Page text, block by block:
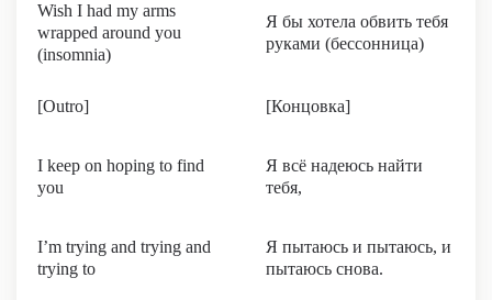
Wish I had my arms
wrapped around you
(insomnia)
Я бы хотела обвить тебя
руками (бессонница)
[Outro] [Концовка]
I keep on hoping to find
you
Я всё надеюсь найти
тебя,
I’m trying and trying and
trying to
Я пытаюсь и пытаюсь, и
пытаюсь снова.